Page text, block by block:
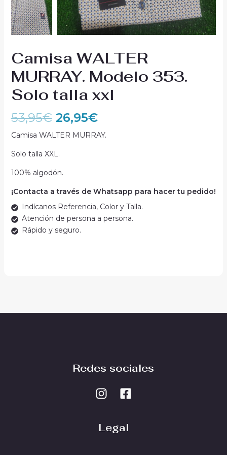
Camisa WALTER
MURRAY. Modelo 353.
Solo talla xxl
53,95€ 26,95€
Camisa WALTER MURRAY.
Solo talla XXL.
100% algodón.
¡Contacta a través de Whatsapp para hacer tu pedido!
Indícanos Referencia, Color y Talla.
Atención de persona a persona.
Rápido y seguro.
Redes sociales
Legal